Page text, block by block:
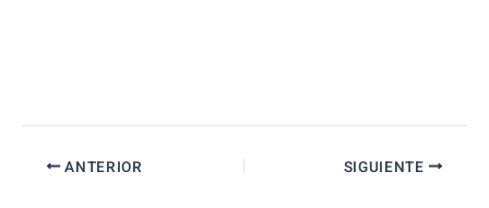
ANTERIOR SIGUIENTE